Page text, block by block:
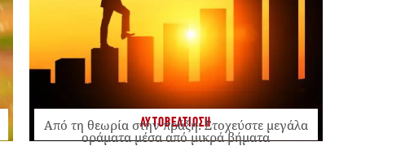
ΑΥΤΟΒΕΛΤΙΩΣΗ
Από τη θεωρία στην πράξη: Στοχεύστε μεγάλα
οράματα μέσα από μικρά βήματα